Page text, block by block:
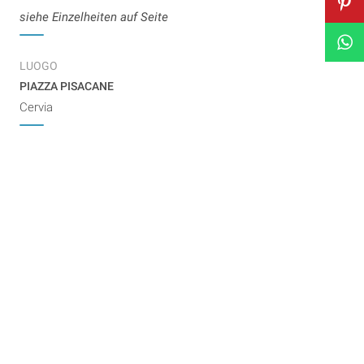
siehe Einzelheiten auf Seite
LUOGO
PIAZZA PISACANE
Cervia